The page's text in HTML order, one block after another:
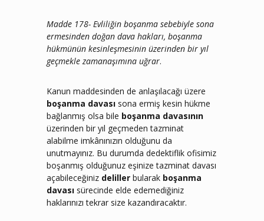
Madde 178- Evliliğin boşanma sebebiyle sona
ermesinden doğan dava hakları, boşanma
hükmünün kesinleşmesinin üzerinden bir yıl
geçmekle zamanaşımına uğrar.
Kanun maddesinden de anlaşılacağı üzere
boşanma davası sona ermiş kesin hükme
bağlanmış olsa bile boşanma davasının
üzerinden bir yıl geçmeden tazminat
alabilme imkânınızın olduğunu da
unutmayınız. Bu durumda dedektiflik ofisimiz
boşanmış olduğunuz eşinize tazminat davası
açabileceğiniz deliller bularak boşanma
davası sürecinde elde edemediğiniz
haklarınızı tekrar size kazandıracaktır.